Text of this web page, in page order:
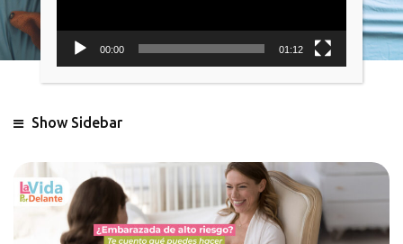
Show Sidebar
00:00 01:12